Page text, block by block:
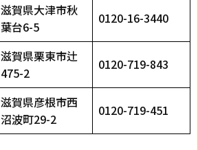
滋賀県大津市秋
葉台6-5
0120-16-3440
滋賀県栗東市辻
475-2
0120-719-843
滋賀県彦根市西
沼波町29-2
0120-719-451